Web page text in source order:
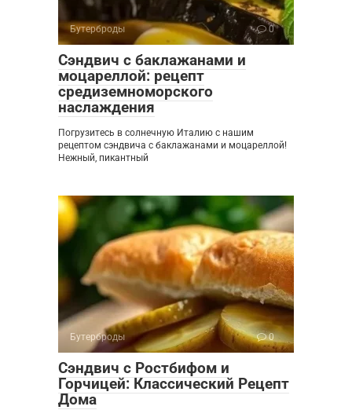
Бутерброды 0
Сэндвич с баклажанами и
моцареллой: рецепт
средиземноморского
наслаждения
Погрузитесь в солнечную Италию с нашим
рецептом сэндвича с баклажанами и моцареллой!
Нежный, пикантный
Бутерброды 0
Сэндвич с Ростбифом и
Горчицей: Классический Рецепт
Дома